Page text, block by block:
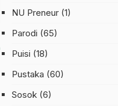
NU Preneur (1)
Parodi (65)
Puisi (18)
Pustaka (60)
Sosok (6)